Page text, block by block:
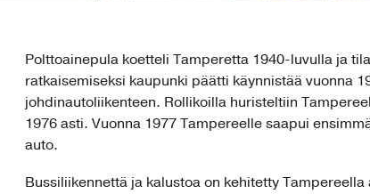
Polttoainepula koetteli Tamperetta 1940-luvulla ja
ratkaisemiseksi kaupunki päätti käynnistää vuonna
johdinautoliikenteen. Rollikoilla huristeltiin
1976 asti. Vuonna 1977 Tampereelle saapui
auto.
Bussiliikennettä ja kalustoa on kehitetty Tampereella